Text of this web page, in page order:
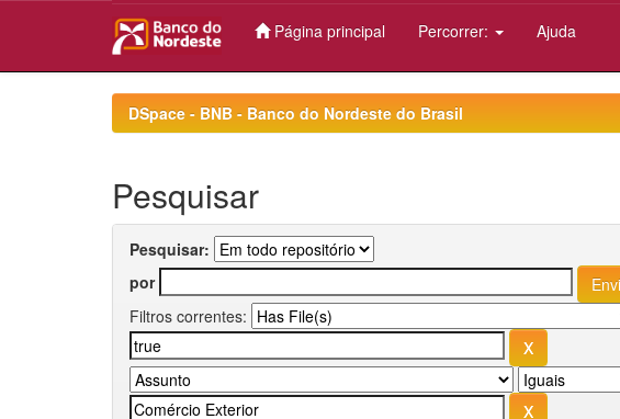
Página principal Percorrer: Ajuda
DSpace - BNB - Banco do Nordeste do Brasil
Pesquisar
Pesquisar:
por
Filtros correntes: